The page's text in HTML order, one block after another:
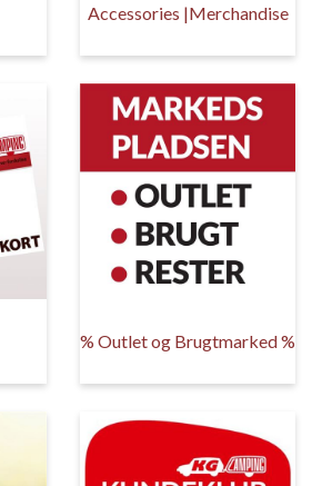
Accessories |Merchandise
% Outlet og Brugtmarked %